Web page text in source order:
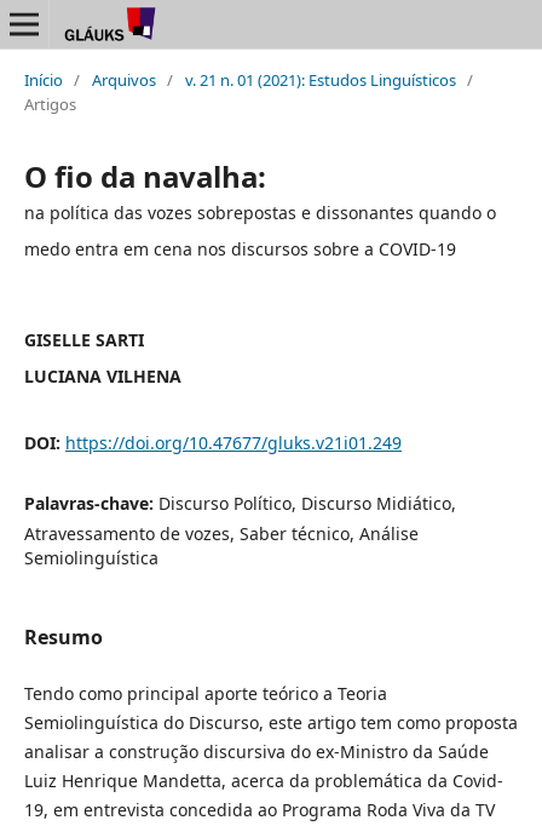
Início / Arquivos / v. 21 n. 01 (2021): Estudos Linguísticos /
Artigos
O fio da navalha:
na política das vozes sobrepostas e dissonantes quando o
medo entra em cena nos discursos sobre a COVID-19
GISELLE SARTI
LUCIANA VILHENA
DOI: https://doi.org/10.47677/gluks.v21i01.249
Palavras-chave: Discurso Político, Discurso Midiático,
Atravessamento de vozes, Saber técnico, Análise
Semiolinguística
Resumo
Tendo como principal aporte teórico a Teoria
Semiolinguística do Discurso, este artigo tem como proposta
analisar a construção discursiva do ex-Ministro da Saúde
Luiz Henrique Mandetta, acerca da problemática da Covid-
19, em entrevista concedida ao Programa Roda Viva da TV